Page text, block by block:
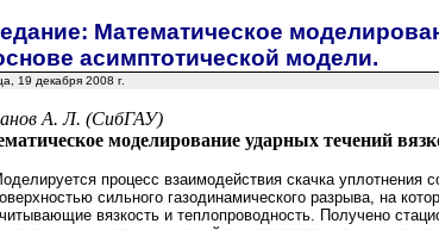
Математическое
асимптотической модели.
19 декабря 2008 г.
А. Л. (СибГАУ)
моделирование ударных течений
процесс взаимодействия скачка уплотнения
сильного газодинамического разрыва, на
вязкость и теплопроводность. Получено